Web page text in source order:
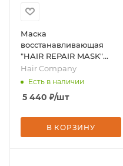
Маска
восстанавливающая
"HAIR REPAIR MASK"
DOUBLE ACTION, 1 000
мл/7841, бренд - Hair
Hair Company
Есть в наличии
5 440 ₽/шт
В КОРЗИНУ